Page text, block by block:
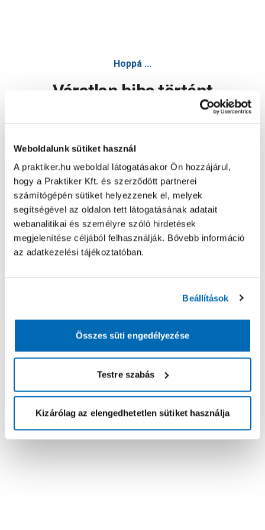
Weboldalunk sütiket használ
A praktiker.hu weboldal látogatásakor Ön hozzájárul,
hogy a Praktiker Kft. és szerződött partnerei
számítógépén sütiket helyezzenek el, melyek
segítségével az oldalon tett látogatásának adatait
webanalitikai és személyre szóló hirdetések
megjelenítése céljából felhasználják. Bővebb információ
az adatkezelési tájékoztatóban.
Beállítások
Összes süti engedélyezése
Testre szabás
Kizárólag az elengedhetetlen sütiket használja
Hoppá ...
Váratlan hiba történt
Oldal újratöltése